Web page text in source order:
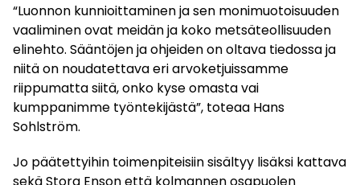
“Luonnon kunnioittaminen ja sen monimuotoisuuden
vaaliminen ovat meidän ja koko metsäteollisuuden
elinehto. Sääntöjen ja ohjeiden on oltava tiedossa ja
niitä on noudatettava eri arvoketjuissamme
riippumatta siitä, onko kyse omasta vai
kumppanimme työntekijästä”, toteaa Hans
Sohlström.
Jo päätettyihin toimenpiteisiin sisältyy lisäksi kattava
sekä Stora Enson että kolmannen osapuolen